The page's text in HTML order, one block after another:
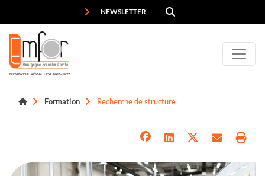
NEWSLETTER
MEMBRE DU RÉSEAU DES CARIF-OREF
Formation Recherche de structure
Panneau de gestion des cookies